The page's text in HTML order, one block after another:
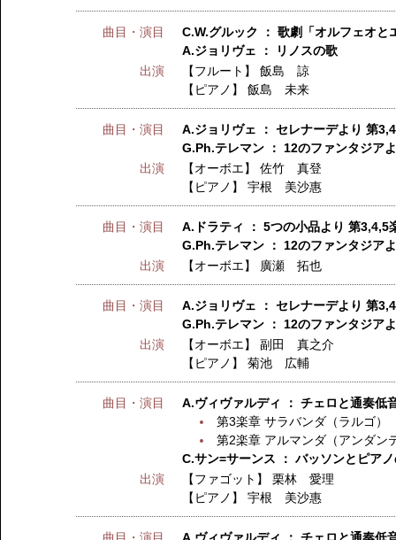
曲目・演目
C.W.グルック ： 歌劇「オルフェオ
A.ジョリヴェ ： リノスの歌
出演
【フルート】飯島 諒
【ピアノ】飯島 未来
曲目・演目
A.ジョリヴェ ： セレナーデより 第
G.Ph.テレマン ： 12のファンタジア
出演
【オーボエ】佐竹 真登
【ピアノ】宇根 美沙惠
曲目・演目
A.ドラティ ： 5つの小品より 第3,4,5
G.Ph.テレマン ： 12のファンタジア
出演
【オーボエ】 廣瀬 拓也
曲目・演目
A.ジョリヴェ ： セレナーデより 第
G.Ph.テレマン ： 12のファンタジア
出演
【オーボエ】副田 真之介
【ピアノ】菊池 広輔
曲目・演目
A.ヴィヴァルディ ： チェロと通奏低
第3楽章 サラバンダ（ラルゴ）
第2楽章 アルマンダ（アンダン
C.サン=サーンス ： バッソンとピア
出演
【ファゴット】栗林 愛理
【ピアノ】宇根 美沙惠